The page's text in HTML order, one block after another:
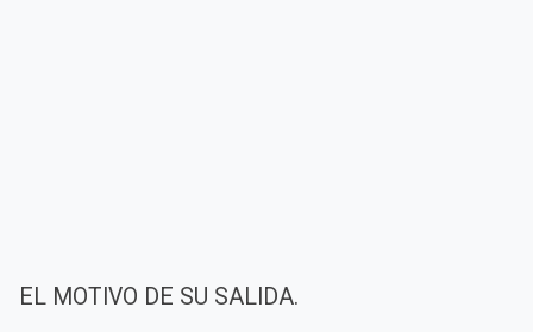
EL MOTIVO DE SU SALIDA.